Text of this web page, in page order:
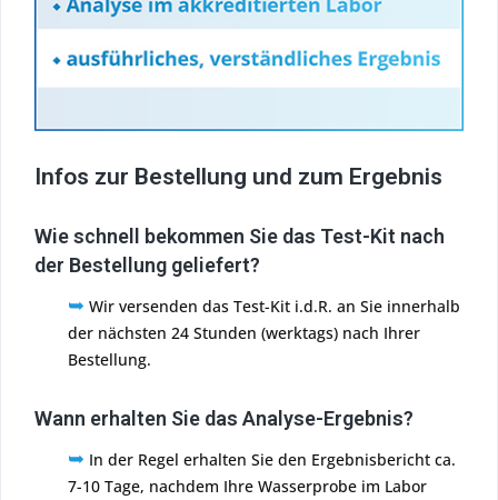
Infos zur Bestellung und zum Ergebnis
Wie schnell bekommen Sie das Test-Kit nach
der Bestellung geliefert?
➥ Wir versenden das Test-Kit i.d.R. an Sie innerhalb
der nächsten 24 Stunden (werktags) nach Ihrer
Bestellung.
Wann erhalten Sie das Analyse-Ergebnis?
➥ In der Regel erhalten Sie den Ergebnisbericht ca.
7-10 Tage, nachdem Ihre Wasserprobe im Labor